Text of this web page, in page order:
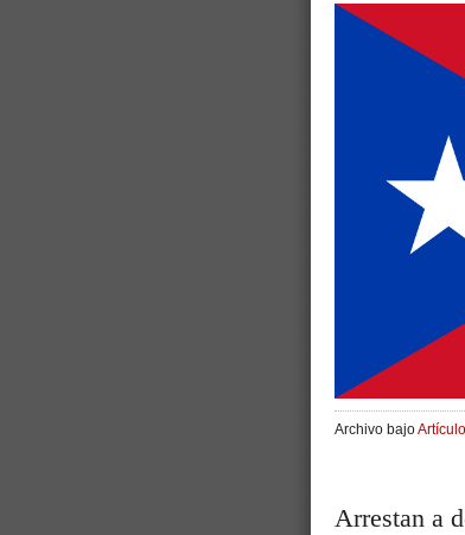
Archivo bajo
Arrestan a